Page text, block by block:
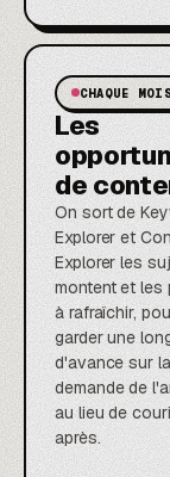
CHAQUE
Les
de
On sort de
Explorer et
Explorer les
montent et les
à rafraîchir,
garder une
d'avance sur la
demande de
au lieu de
après.